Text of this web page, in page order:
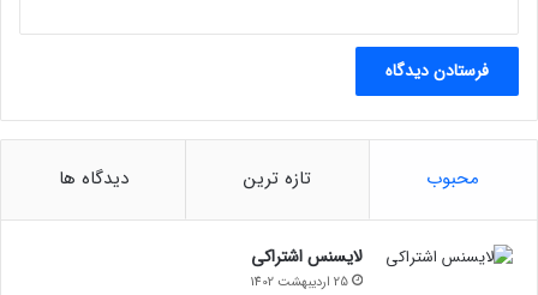
محبوب تازه ترین دیدگاه ها
لایسنس اشتراکی
25 اردیبهشت 1402